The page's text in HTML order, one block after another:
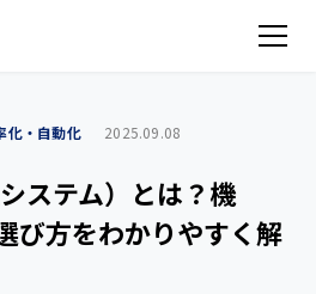
化・自動化 2025.09.08
ステム）とは？機
び方をわかりやすく解